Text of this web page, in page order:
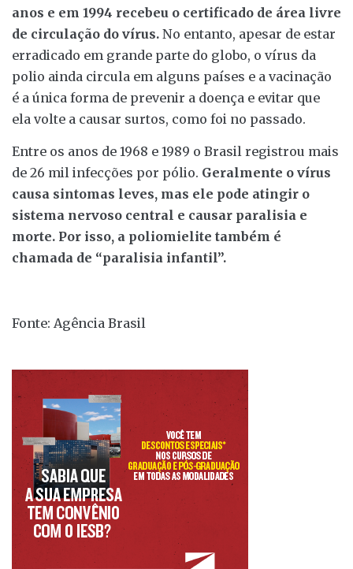
anos e em 1994 recebeu o certificado de área livre
de circulação do vírus. No entanto, apesar de estar
erradicado em grande parte do globo, o vírus da
polio ainda circula em alguns países e a vacinação
é a única forma de prevenir a doença e evitar que
ela volte a causar surtos, como foi no passado.
Entre os anos de 1968 e 1989 o Brasil registrou mais
de 26 mil infecções por pólio. Geralmente o vírus
causa sintomas leves, mas ele pode atingir o
sistema nervoso central e causar paralisia e
morte. Por isso, a poliomielite também é
chamada de “paralisia infantil”.
Fonte: Agência Brasil